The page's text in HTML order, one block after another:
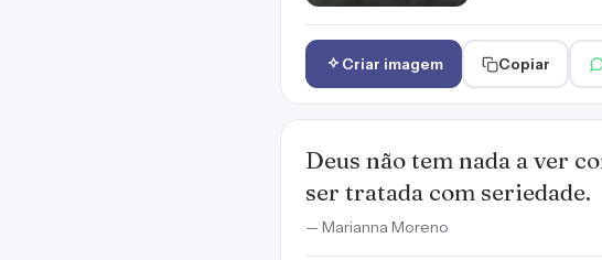
Criar imagem Copiar
Deus não tem nada a ver
ser tratada com seriedade.
— Marianna Moreno